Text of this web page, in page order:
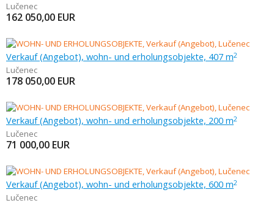
Lučenec
162 050,00 EUR
Verkauf (Angebot), wohn- und erholungsobjekte, 407 m2
Lučenec
178 050,00 EUR
Verkauf (Angebot), wohn- und erholungsobjekte, 200 m2
Lučenec
71 000,00 EUR
Verkauf (Angebot), wohn- und erholungsobjekte, 600 m2
Lučenec